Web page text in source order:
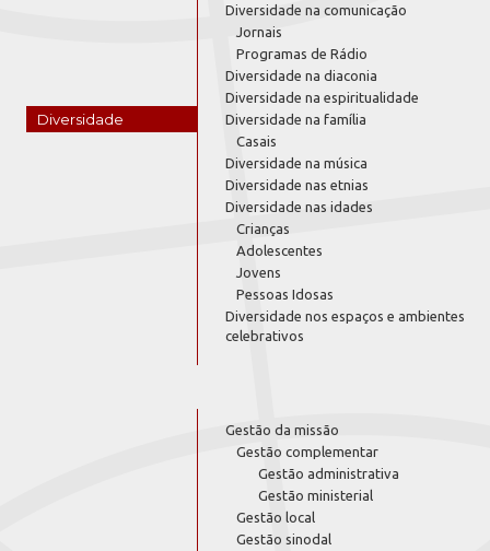
Diversidade
Diversidade na comunicação
Jornais
Programas de Rádio
Diversidade na diaconia
Diversidade na espiritualidade
Diversidade na família
Casais
Diversidade na música
Diversidade nas etnias
Diversidade nas idades
Crianças
Adolescentes
Jovens
Pessoas Idosas
Diversidade nos espaços e ambientes
celebrativos
Gestão da missão
Gestão complementar
Gestão administrativa
Gestão ministerial
Gestão local
Gestão sinodal